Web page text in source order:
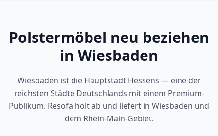
Polstermöbel neu beziehen
in Wiesbaden
Wiesbaden ist die Hauptstadt Hessens — eine der
reichsten Städte Deutschlands mit einem Premium-
Publikum. Resofa holt ab und liefert in Wiesbaden und
dem Rhein-Main-Gebiet.